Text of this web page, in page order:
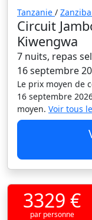
Tanzanie /
Circuit
Kiwengwa
7 nuits, repas
16 septembre
Le prix moyen de
16 septembre
moyen. Voir tous
3329 €
par personne